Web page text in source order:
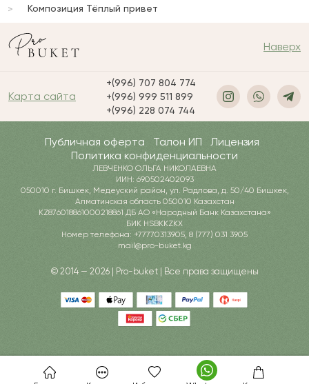
Композиция Тёплый привет
Наверх
Карта сайта
+(996) 707 804 774
+(996) 999 511 899
+(996) 228 074 744
Публичная оферта Талон ИП
Лицензия
Политика конфиденциальности
ЛЕВЧЕНКО ОЛЬГА НИКОЛАЕВНА
ИИН: 690502402093
050010 г. Бишкек, Медеуский район, ул. Радлова, д. 50/40 Бишкек,
Алматинская область 050010 Казахстан
KZ876018861000218861 ДБ АО «Народный Банк Казахстана»
БИК HSBKKZKX
Номер телефона: +77770313905, 8 (777) 031 3905
mail@pro-buket.kg
© 2014 — 2026 | Pro-buket | Все права защищены